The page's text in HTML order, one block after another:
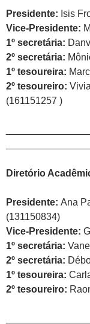
Presidente: Isis
Vice-Presidente:
1º secretária:
2º secretária:
1º tesoureira:
2º tesoureiro:
(161151257 )
Diretório
Presidente: Ana
(131150834)
Vice-Presidente:
1º secretária:
2º secretária:
1º tesoureira:
2º tesoureiro: